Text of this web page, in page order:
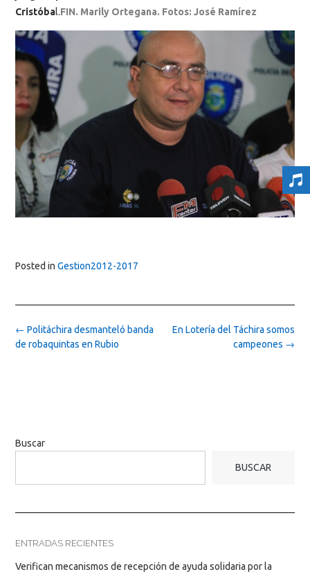
Cristóbal.FIN. Marily Ortegana. Fotos: José Ramírez
Posted in Gestion2012-2017
Post
navigation
En Lotería del Táchira somos
campeones →
← Politáchira desmanteló banda
de robaquintas en Rubio
Buscar
BUSCAR
ENTRADAS RECIENTES
Verifican mecanismos de recepción de ayuda solidaria por la